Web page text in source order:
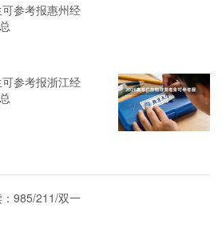
参考报惠州经
参考报浙江经
985/211/双一